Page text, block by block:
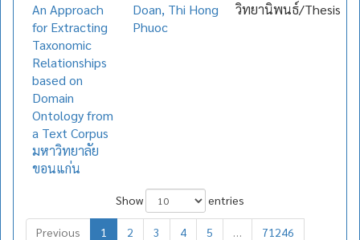
An Approach
for Extracting
Taxonomic
Relationships
based on
Domain
Ontology from
a Text Corpus
มหาวิทยาลัย
ขอนแก่น
Doan, Thi Hong
Phuoc
วิทยานิพนธ์/Thesis
Show entries
Previous 1 2 3 4 5 …
71246